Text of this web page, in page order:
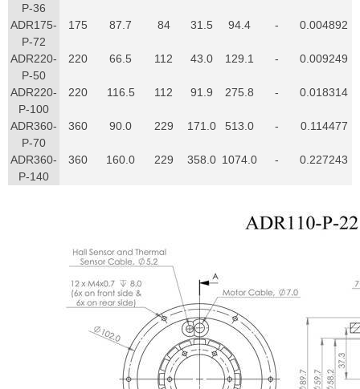
P-36
ADR175-
P-72
175 87.7 84 31.5 94.4 - 0.004892
ADR220-
P-50
220 66.5 112 43.0 129.1 - 0.009249
ADR220-
P-100
220 116.5 112 91.9 275.8 - 0.018314
ADR360-
P-70
360 90.0 229 171.0 513.0 - 0.114477
ADR360-
P-140
360 160.0 229 358.0 1074.0 - 0.227243